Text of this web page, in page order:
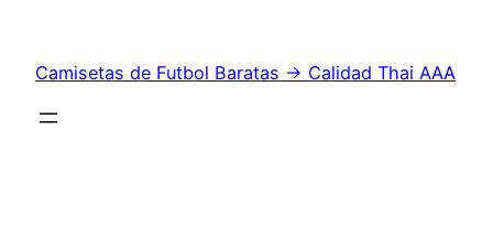
contenido
Camisetas de Futbol Baratas → Calidad Thai AAA